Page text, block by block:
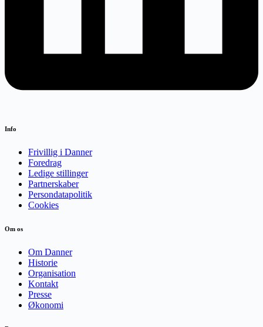
Info
Frivillig i Danner
Foredrag
Ledige stillinger
Partnerskaber
Persondatapolitik
Cookies
Om os
Om Danner
Historie
Organisation
Kontakt
Presse
Økonomi